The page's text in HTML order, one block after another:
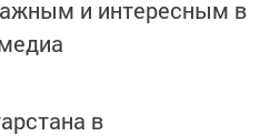
и интересным в
в